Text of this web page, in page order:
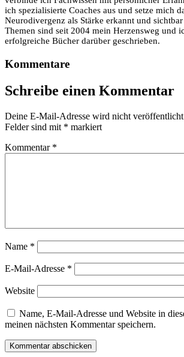
ich spezialisierte Coaches aus und setze mich
Neurodivergenz als Stärke erkannt und
Themen sind seit 2004 mein Herzensweg und
erfolgreiche Bücher darüber geschrieben.
Kommentare
Schreibe einen Kommentar
Deine E-Mail-Adresse wird nicht
Felder sind mit * markiert
Kommentar *
Name *
E-Mail-Adresse *
Website
Name, E-Mail-Adresse und Website in
meinen nächsten Kommentar speichern.